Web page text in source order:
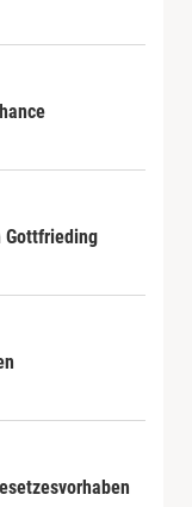
Gottfrieding